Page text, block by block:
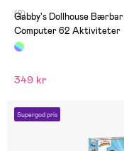
(2)
Gabby's Dollhouse Bærbar
Computer 62 Aktiviteter
349 kr
Supergod pris